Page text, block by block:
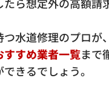
ら想定外の高額
水道修理のプロが、
すめ業者一覧まで
きるでしょう。